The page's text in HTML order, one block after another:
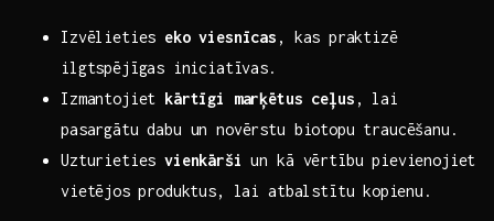
Izvēlieties eko viesnīcas , kas⁤ praktizē
ilgtspējīgas⁤ iniciatīvas.
Izmantojiet kārtīgi ‌marķētus ceļus , lai
pasargātu dabu un novērstu biotopu traucēšanu.
Uzturietiesvienkārši un ​kā vērtību pievienojiet
vietējos⁣ produktus, lai atbalstītu⁢ kopienu.